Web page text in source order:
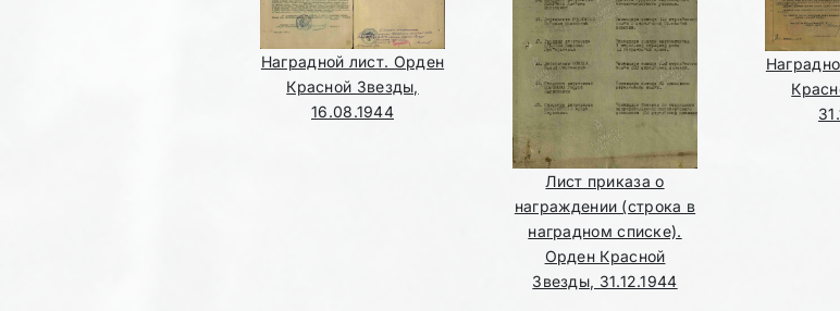
Наградной лист. Орден
Красной Звезды,
16.08.1944
Лист приказа о
награждении (строка в
наградном списке).
Орден Красной
Звезды, 31.12.1944